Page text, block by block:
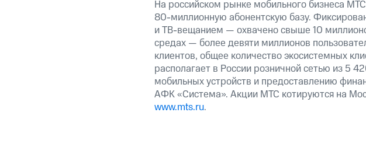
На российском рынке мобильного бизнеса
80-миллионную абонентскую базу.
и ТВ-вещанием — охвачено свыше 10
средах — более девяти миллионов
клиентов, общее количество экосистемных
располагает в России розничной сетью из 5
мобильных устройств и предоставлению
АФК «Система». Акции МТС котируются на
www.mts.ru.